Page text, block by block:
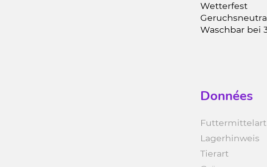
Wetterfest
Waschbar bei
Données
Futtermittelart
Lagerhinweis
Tierart